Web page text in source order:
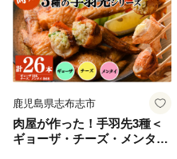
鹿児島県志布志市
肉屋が作った！手羽先3種＜
ギョーザ・チーズ・メンタイ